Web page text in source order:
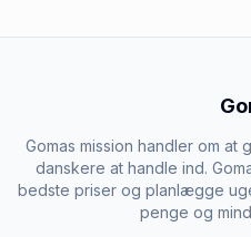
Gomas mission handler om
danskere at handle ind.
bedste priser og planlægge
penge og